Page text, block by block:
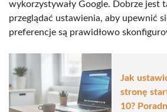
wykorzystywały Google. Dobrze jest
przeglądać ustawienia, aby upewnić
preferencje są prawidłowo
Jak
stronę
10?